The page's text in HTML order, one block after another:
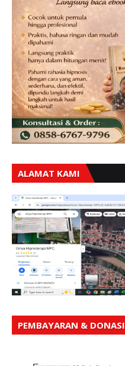
ALAMAT KAMI
PEMBAYARAN & DONASI